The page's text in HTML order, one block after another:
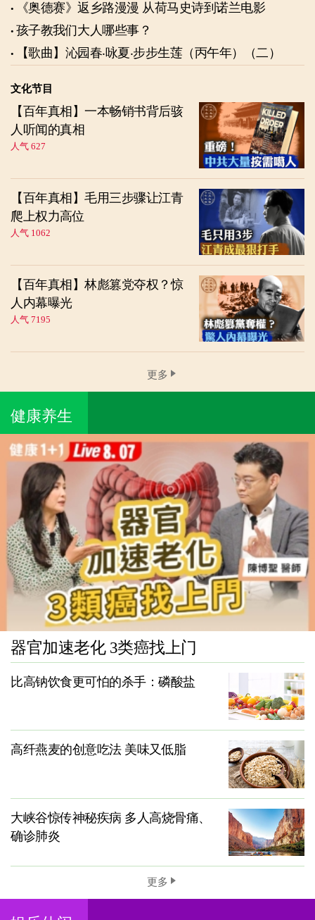
《奥德赛》返乡路漫漫 从荷马史诗到诺兰电影
孩子教我们大人哪些事？
【歌曲】沁园春‧咏夏‧步步生莲（丙午年）（二）
文化节目
【百年真相】一本畅销书背后骇
人听闻的真相
人气 627
【百年真相】毛用三步骤让江青
爬上权力高位
人气 1062
【百年真相】林彪篡党夺权？惊
人内幕曝光
人气 7195
更多
健康养生
器官加速老化 3类癌找上门
比高钠饮食更可怕的杀手：磷酸盐
高纤燕麦的创意吃法 美味又低脂
大峡谷惊传神秘疾病 多人高烧骨痛、
确诊肺炎
更多